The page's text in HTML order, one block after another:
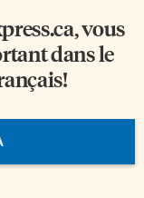
, vous
dans le